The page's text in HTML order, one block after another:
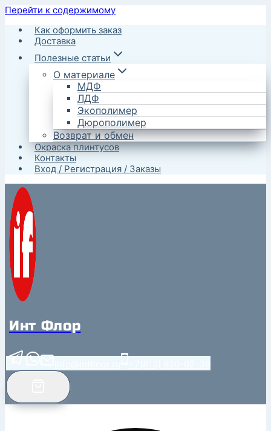
Перейти к содержимому
Как оформить заказ
Доставка
Полезные статьи
О материале
МДФ
ЛДФ
Экополимер
Дюрополимер
Возврат и обмен
Окраска плинтусов
Контакты
Вход / Регистрация / Заказы
Инт Флор